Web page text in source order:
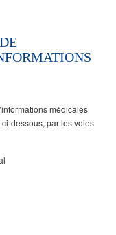
médicales
dessous, par les voies